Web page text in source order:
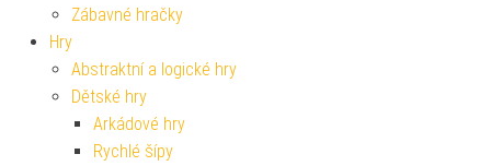
Zábavné hračky
Hry
Abstraktní a logické hry
Dětské hry
Arkádové hry
Rychlé šípy